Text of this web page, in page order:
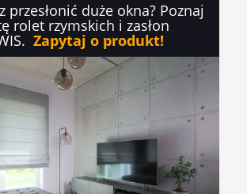
przesłonić duże okna? Poznaj
rolet rzymskich i zasłon
Zapytaj o produkt!